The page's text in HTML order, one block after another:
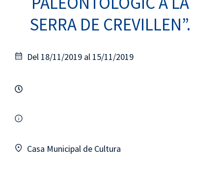
SERRA DE CREVILLEN”.
Del 18/11/2019 al 15/11/2019
Casa Municipal de Cultura